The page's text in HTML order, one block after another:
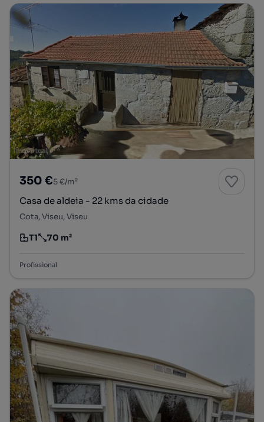
350 €5 €/m²
Casa de aldeia - 22 kms da cidade
Cota, Viseu, Viseu
Tipologia
T1
Preço por metro quadrado
70 m²
Profissional